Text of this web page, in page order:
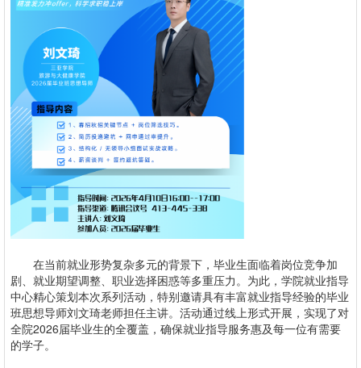
在当前就业形势复杂多元的背景下，毕业生面临着岗位竞争加
剧、就业期望调整、职业选择困惑等多重压力。为此，学院就业指导
中心精心策划本次系列活动，特别邀请具有丰富就业指导经验的毕业
班思想导师刘文琦老师担任主讲。活动通过线上形式开展，实现了对
全院2026届毕业生的全覆盖，确保就业指导服务惠及每一位有需要
的学子。